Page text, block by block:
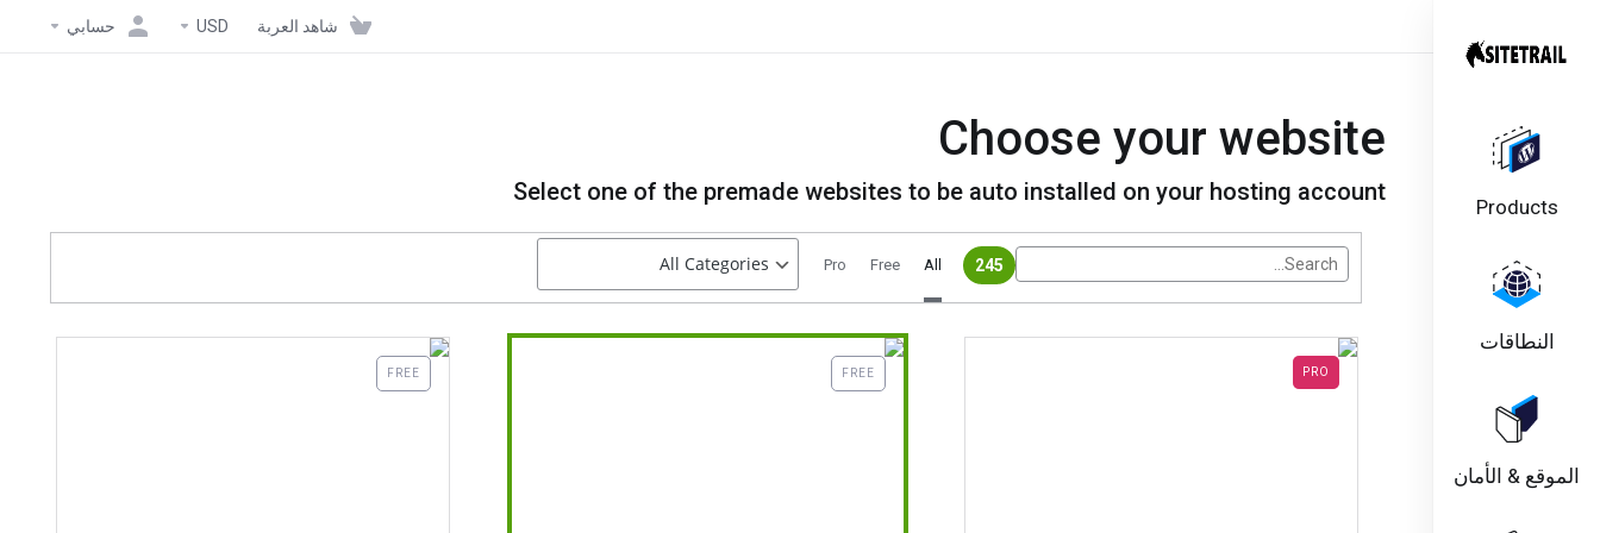
Products
النطاقات
الموقع & الأمان
شاهد العربة USD حسابي
Choose your website
Select one of the premade websites to be auto installed on your hosting account
245
All
Free
Pro themeSelector.search<
PRO
FREE
FREE